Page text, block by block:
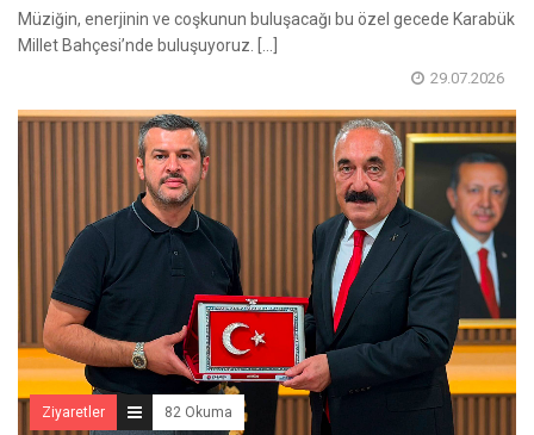
Müziğin, enerjinin ve coşkunun buluşacağı bu özel gecede Karabük
Millet Bahçesi’nde buluşuyoruz. [...]
29.07.2026
Ziyaretler 82 Okuma